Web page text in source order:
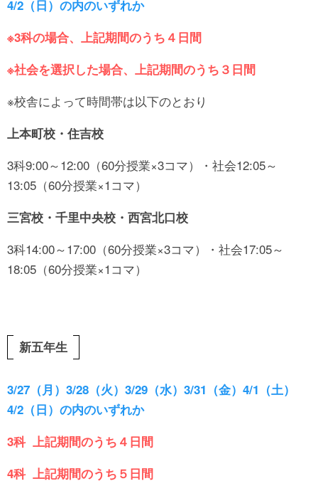
4/2（日）の内のいずれか
※3科の場合、上記期間のうち４日間
※社会を選択した場合、上記期間のうち３日間
※校舎によって時間帯は以下のとおり
上本町校・住吉校
3科9:00～12:00（60分授業×3コマ）・社会12:05～
13:05（60分授業×1コマ）
三宮校・千里中央校・西宮北口校
3科14:00～17:00（60分授業×3コマ）・社会17:05～
18:05（60分授業×1コマ）
新五年生
3/27（月）3/28（火）3/29（水）3/31（金）4/1（土）
4/2（日）の内のいずれか
3科 上記期間のうち４日間
4科 上記期間のうち５日間